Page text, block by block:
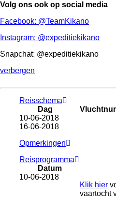
Volg ons ook op social media
Facebook: @TeamKikano
Instagram: @expeditiekikano
Snapchat: @expeditiekikano
verbergen
Reisschema
Dag
10-06-2018
16-06-2018
Opmerkingen
Reisprogramma
Datum
10-06-2018
Klik hier
vaartocht